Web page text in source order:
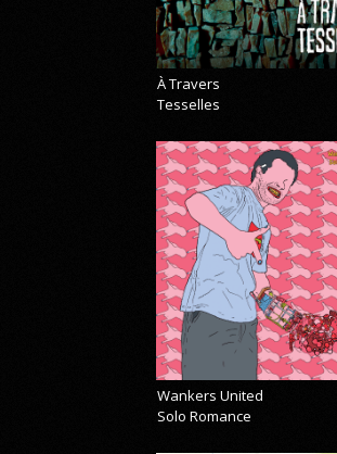
À Travers
Tesselles
Wankers United
Solo Romance